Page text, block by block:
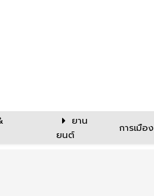
ยาน
ยนต์
การเมือง